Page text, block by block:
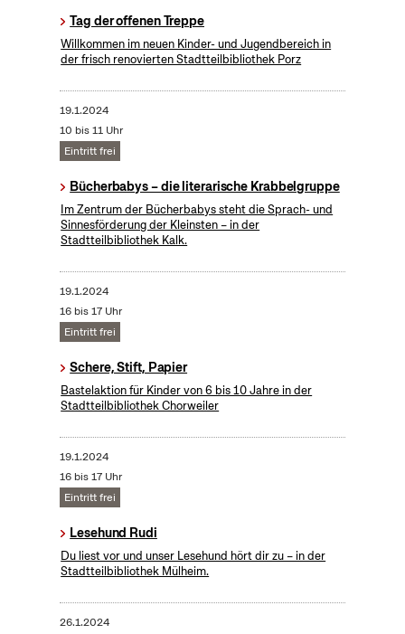
Tag der offenen Treppe
Willkommen im neuen Kinder- und Jugendbereich in
der frisch renovierten Stadtteilbibliothek Porz
19.1.2024
10 bis 11 Uhr
Eintritt frei
Bücherbabys – die literarische Krabbelgruppe
Im Zentrum der Bücherbabys steht die Sprach- und
Sinnesförderung der Kleinsten – in der
Stadtteilbibliothek Kalk.
19.1.2024
16 bis 17 Uhr
Eintritt frei
Schere, Stift, Papier
Bastelaktion für Kinder von 6 bis 10 Jahre in der
Stadtteilbibliothek Chorweiler
19.1.2024
16 bis 17 Uhr
Eintritt frei
Lesehund Rudi
Du liest vor und unser Lesehund hört dir zu – in der
Stadtteilbibliothek Mülheim.
26.1.2024